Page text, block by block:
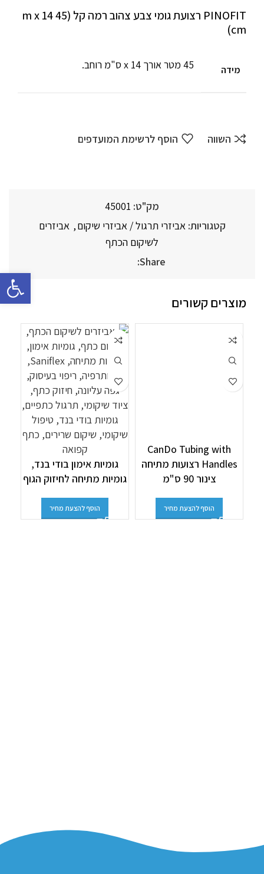
PINOFIT רצועת גומי צבע צהוב רמה קל (45 m x 14
cm)
מידה 45 מטר אורך x 14 ס"מ רוחב.
השווה הוסף לרשימת המועדפים
מק"ט: 45001
קטגוריות: אביזרי תרגול / אביזרי שיקום, אביזרים
לשיקום הכתף
Share:
מוצרים קשורים
CanDo Tubing with
Handles רצועות מתיחה
צינור 90 ס"מ
הוסף להצעת מחיר
גומיות אימון בודי בנד,
גומיות מתיחה לחיזוק הגוף
הוסף להצעת מחיר
פתח